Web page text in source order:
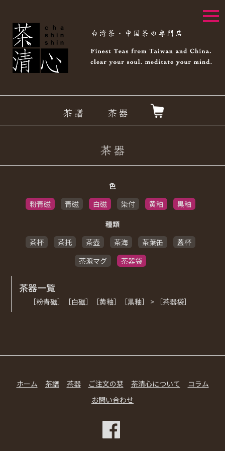
色
粉青磁
青磁 白磁 染付 黄釉
黒釉
種類
茶杯
茶托 茶壺 茶海 茶葉缶
蓋杯
茶漉マグ
茶器袋
茶器一覧
［粉青磁］［白磁］［黄釉］［黒釉］ > ［茶器袋］
ホーム 茶譜 茶器 ご注文の栞 茶清心について
コラム
お問い合わせ